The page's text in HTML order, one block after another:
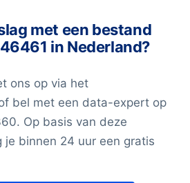
met een bestand
in Nederland?
ons op via het
bel met een data-expert op
Op basis van deze
je binnen 24 uur een gratis